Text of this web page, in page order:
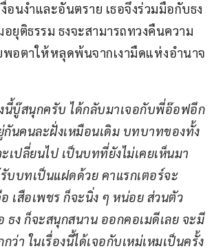
อนงำและอันตราย เธอจึงร่วมมือกับธง
อยุติธรรม ธงจะสามารถทวงคืนความ
พอตาให้หลุดพ้นจากเงามืดแห่งอำนาจ
นี้บู๊สนุกครับ ได้กลับมาเจอกับพี่อ๊อฟอีก
กันคนละฝั่งเหมือนเดิม บทบาทของทั้ง
ปลี่ยนไป เป็นบทที่ยังไม่เคยเห็นมา
บบทเป็นแฝดด้วย คาแรกเตอร์จะ
อ เสือเพชร ก็จะนิ่ง ๆ หน่อย ส่วนตัว
ธง ก็จะสนุกสนาน ออกคอเมดีเลย จะมี
ว่า ในเรื่องนี้ได้เจอกับเหม่เหมเป็นครั้ง